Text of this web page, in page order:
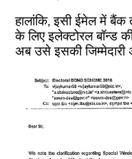
हालांकि, इसी ईमेल में बैंक
के लिए इलेक्टोरल बॉन्ड
अब उसे इसकी